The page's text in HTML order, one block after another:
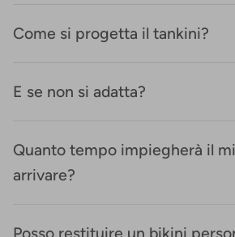
Come si progetta il tankini?
E se non si adatta?
Quanto tempo impiegherà il
arrivare?